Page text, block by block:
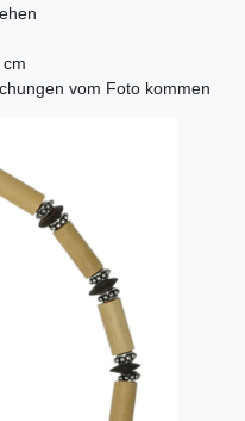
vom Foto kommen